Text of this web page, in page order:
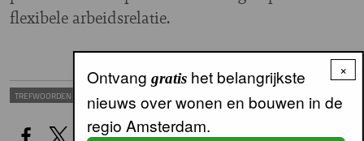
flexibele arbeidsrelatie.
TREFWOORDEN HUURBELEID WONINGPRODUCTIE
×
Ontvang gratishet belangrijkste
nieuws over wonen en bouwen in de
regio Amsterdam.